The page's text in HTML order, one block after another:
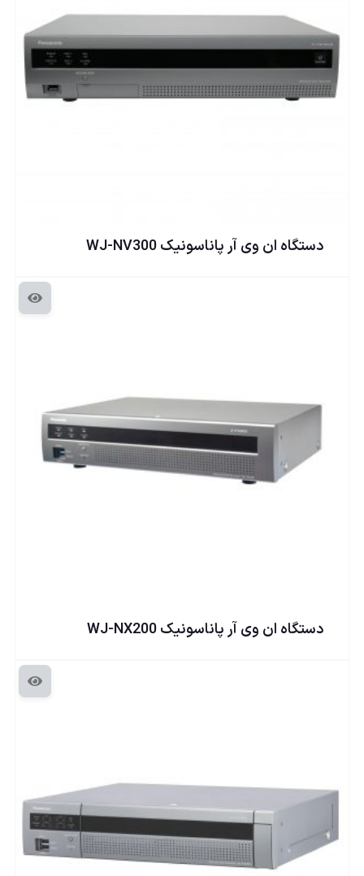
دستگاه ان وی آر پاناسونيک WJ-NV300
دستگاه ان وی آر پاناسونيک WJ-NX200